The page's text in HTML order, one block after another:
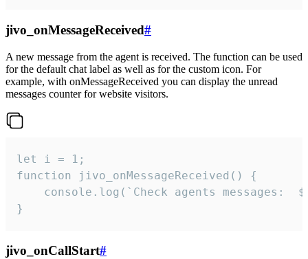
jivo_onMessageReceived#
A new message from the agent is received. The function can be used
for the default chat label as well as for the custom icon. For
example, with onMessageReceived you can display the unread
messages counter for website visitors.
let i = 1;
function jivo_onMessageReceived() {
}
jivo_onCallStart#